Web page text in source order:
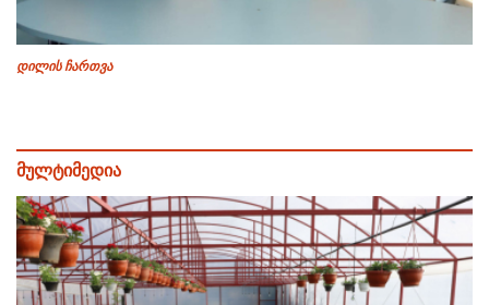
დილის ჩართვა
მულტიმედია